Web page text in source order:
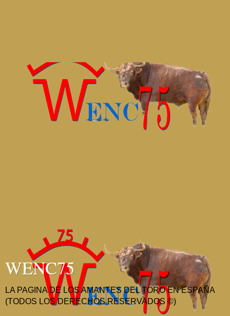
WENC75
LA PAGINA DE LOS AMANTES DEL TORO EN ESPAÑA
(TODOS LOS DERECHOS RESERVADOS ©)